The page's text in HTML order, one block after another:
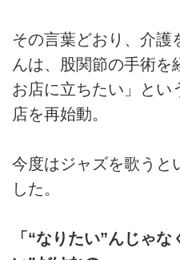
その言葉どおり、介護
んは、股関節の手術を
お店に立ちたい」とい
店を再始動。
今度はジャズを歌うと
した。
「“なりたい”んじゃ